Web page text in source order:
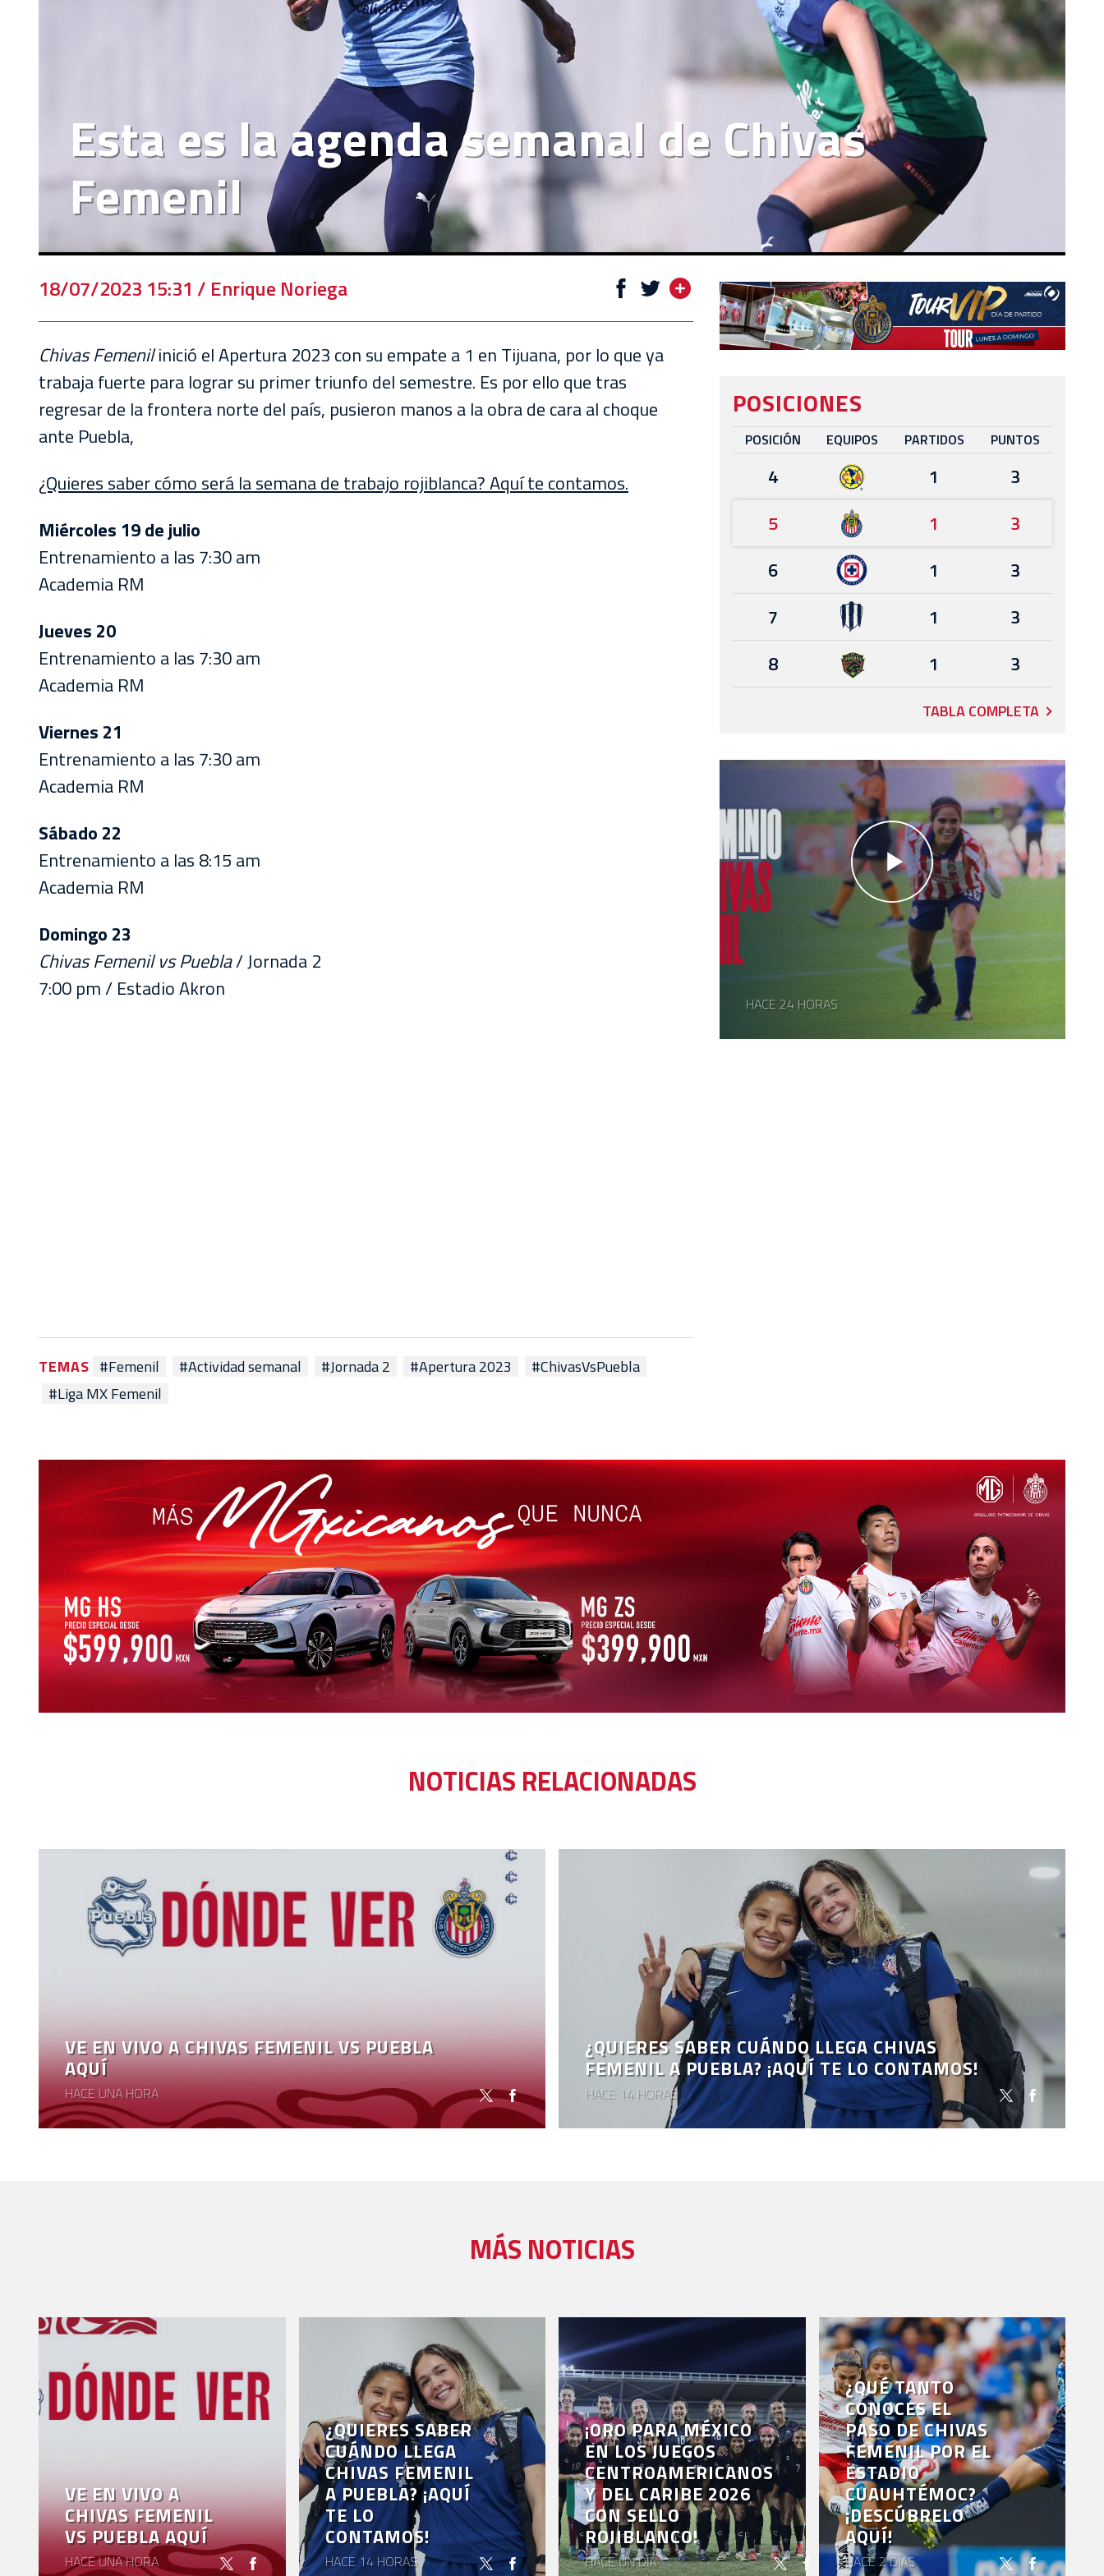
EVENTOS
DEPORTIVOS
REBAÑO
TIENDA
CHIVAS
CHIVASTV
ESTADIO
AKRON
TOUR
ESTADIO
Esta es la agenda semanal de Chivas
Femenil
18/07/2023 15:31 / Enrique Noriega
Chivas Femenilinició el Apertura 2023 con su empate a 1 en Tijuana, por lo que ya
trabaja fuerte para lograr su primer triunfo del semestre. Es por ello que tras
regresar de la frontera norte del país, pusieron manos a la obra de cara al choque
ante Puebla,
¿Quieres saber cómo será la semana de trabajo rojiblanca? Aquí te contamos.
Miércoles 19 de julio
Entrenamiento a las 7:30 am
Academia RM
Jueves 20
Entrenamiento a las 7:30 am
Academia RM
Viernes 21
Entrenamiento a las 7:30 am
Academia RM
Sábado 22
Entrenamiento a las 8:15 am
Academia RM
Domingo 23
Chivas Femenil vs Puebla/ Jornada 2
7:00 pm / Estadio Akron
TEMAS #Femenil #Actividad semanal #Jornada 2 #Apertura 2023
#ChivasVsPuebla
#Liga MX Femenil
POSICIONES
POSICIÓN EQUIPOS PARTIDOS PUNTOS
4 1
3
5
1
3
6
1
3
7
1
3
8
1 3
TABLA COMPLETA
HACE 24 HORAS
NOTICIAS RELACIONADAS
VE EN VIVO A CHIVAS FEMENIL VS PUEBLA
AQUÍ
HACE UNA HORA
¿QUIERES SABER CUÁNDO LLEGA CHIVAS
FEMENIL A PUEBLA? ¡AQUÍ TE LO CONTAMOS!
HACE 14 HORAS
MÁS NOTICIAS
VE EN VIVO A
CHIVAS FEMENIL
VS PUEBLA AQUÍ
HACE UNA HORA
¿QUIERES SABER
CUÁNDO LLEGA
CHIVAS FEMENIL
A PUEBLA? ¡AQUÍ
TE LO
CONTAMOS!
HACE 14 HORAS
¡ORO PARA MÉXICO
EN LOS JUEGOS
CENTROAMERICANOS
Y DEL CARIBE 2026
CON SELLO
ROJIBLANCO!
HACE UN DÍA
¿QUÉ TANTO
CONOCES EL
PASO DE CHIVAS
FEMENIL POR EL
ESTADIO
CUAUHTÉMOC?
¡DESCÚBRELO
AQUÍ!
HACE 2 DÍAS